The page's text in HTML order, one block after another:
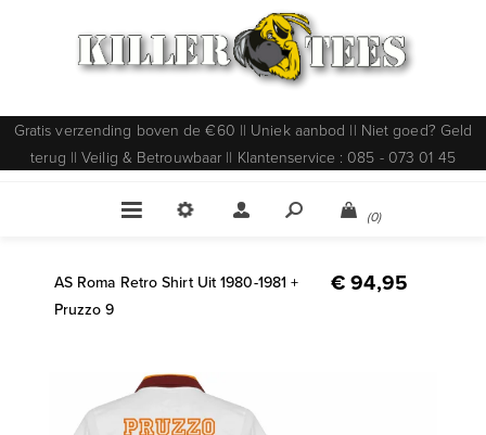
Gratis verzending boven de €60 || Uniek aanbod || Niet goed? Geld
terug || Veilig & Betrouwbaar || Klantenservice : 085 - 073 01 45
(0)
AS Roma Retro Shirt Uit 1980-1981 +
Pruzzo 9
€ 94,95